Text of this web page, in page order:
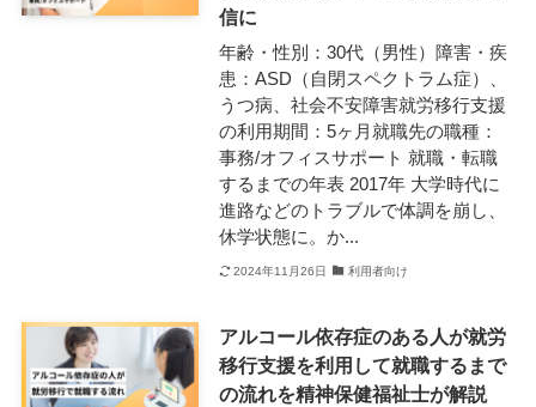
信に
年齢・性別：30代（男性）障害・疾
患：ASD（自閉スペクトラム症）、
うつ病、社会不安障害就労移行支援
の利用期間：5ヶ月就職先の職種：
事務/オフィスサポート 就職・転職
するまでの年表 2017年 大学時代に
進路などのトラブルで体調を崩し、
休学状態に。か...
2024年11月26日 利用者向け
アルコール依存症のある人が就労
移行支援を利用して就職するまで
の流れを精神保健福祉士が解説